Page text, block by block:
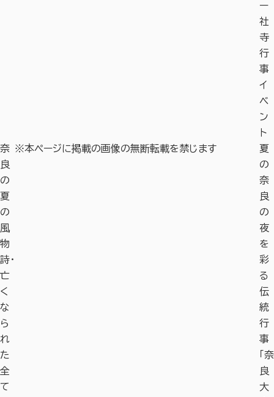
ー
社
寺
行
事
イ
ベ
ン
ト
奈
良
の
夏
の
風
物
詩・
亡
く
な
ら
れ
た
全
て
※本ページに掲載の画像の無断転載を禁じます
夏
の
奈
良
の
夜
を
彩
る
伝
統
行
事
「奈
良
大